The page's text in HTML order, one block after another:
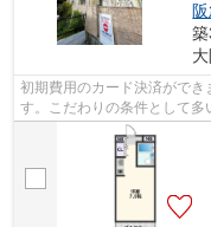
初期費用のカード決済がで
す。こだわりの条件として
りとした、軽量気泡コンクリ